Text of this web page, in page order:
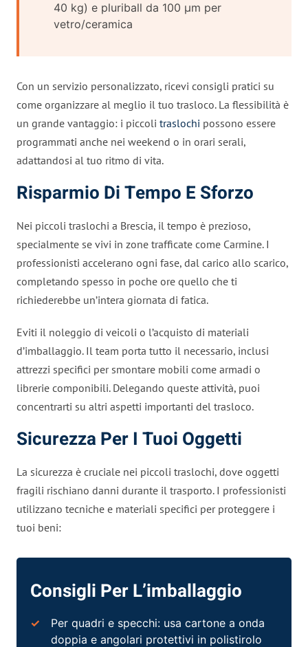
40 kg) e pluriball da 100 µm per
vetro/ceramica
Con un servizio personalizzato, ricevi consigli pratici su
come organizzare al meglio il tuo trasloco. La flessibilità è
un grande vantaggio: i piccoli traslochi possono essere
programmati anche nei weekend o in orari serali,
adattandosi al tuo ritmo di vita.
Risparmio Di Tempo E Sforzo
Nei piccoli traslochi a Brescia, il tempo è prezioso,
specialmente se vivi in zone trafficate come Carmine. I
professionisti accelerano ogni fase, dal carico allo scarico,
completando spesso in poche ore quello che ti
richiederebbe un’intera giornata di fatica.
Eviti il noleggio di veicoli o l’acquisto di materiali
d’imballaggio. Il team porta tutto il necessario, inclusi
attrezzi specifici per smontare mobili come armadi o
librerie componibili. Delegando queste attività, puoi
concentrarti su altri aspetti importanti del trasloco.
Sicurezza Per I Tuoi Oggetti
La sicurezza è cruciale nei piccoli traslochi, dove oggetti
fragili rischiano danni durante il trasporto. I professionisti
utilizzano tecniche e materiali specifici per proteggere i
tuoi beni:
Consigli Per L’imballaggio
Per quadri e specchi: usa cartone a onda
doppia e angolari protettivi in polistirolo